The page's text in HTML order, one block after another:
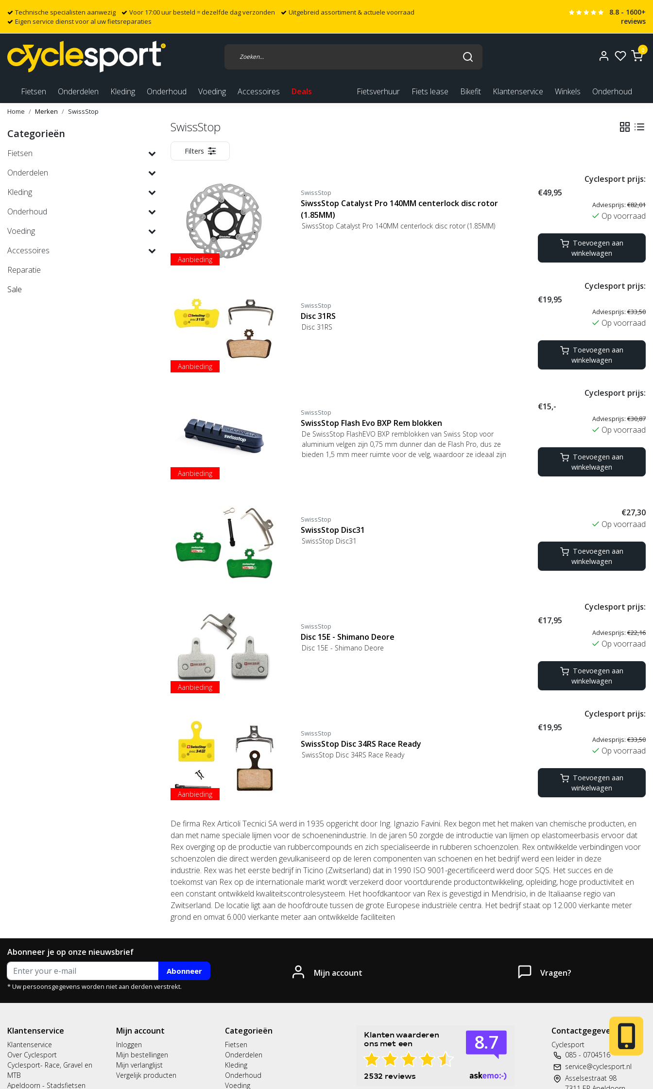
Technische specialisten aanwezig Voor 17:00 uur besteld = dezelfde dag verzonden
Uitgebreid assortiment & actuele voorraad
Eigen service dienst voor al uw fietsreparaties
8.8 - 1600+
reviews
0
Fietsen Onderdelen Kleding Onderhoud Voeding Accessoires Deals Fietsverhuur Fiets lease Bikefit Klantenservice Winkels Onderhoud
Home Merken SwissStop
Categorieën
Fietsen
Onderdelen
Kleding
Onderhoud
Voeding
Accessoires
Reparatie
Sale
SwissStop
Filters
Aanbieding
SwissStop
SiwssStop Catalyst Pro 140MM centerlock disc rotor
(1.85MM)
SiwssStop Catalyst Pro 140MM centerlock disc rotor (1.85MM)
Cyclesport prijs:
€49,95
Adviesprijs: €82,01
Op voorraad
Toevoegen aan
winkelwagen
Aanbieding
SwissStop
Disc 31RS
Disc 31RS
Cyclesport prijs:
€19,95
Adviesprijs: €33,50
Op voorraad
Toevoegen aan
winkelwagen
Aanbieding
SwissStop
SwissStop Flash Evo BXP Rem blokken
De SwissStop FlashEVO BXP remblokken van Swiss Stop voor
aluminium velgen zijn 0,75 mm dunner dan de Flash Pro, dus ze
bieden 1,5 mm meer ruimte voor de velg, waardoor ze ideaal zijn
Cyclesport prijs:
€15,-
Adviesprijs: €30,87
Op voorraad
Toevoegen aan
winkelwagen
SwissStop
SwissStop Disc31
SwissStop Disc31
€27,30
Op voorraad
Toevoegen aan
winkelwagen
Aanbieding
SwissStop
Disc 15E - Shimano Deore
Disc 15E - Shimano Deore
Cyclesport prijs:
€17,95
Adviesprijs: €22,16
Op voorraad
Toevoegen aan
winkelwagen
Aanbieding
SwissStop
SwissStop Disc 34RS Race Ready
SwissStop Disc 34RS Race Ready
Cyclesport prijs:
€19,95
Adviesprijs: €33,50
Op voorraad
Toevoegen aan
winkelwagen
De firma Rex Articoli Tecnici SA werd in 1935 opgericht door Ing. Ignazio Favini. Rex begon met het maken van chemische producten, en
dan met name speciale lijmen voor de schoenenindustrie. In de jaren 50 zorgde de introductie van lijmen op elastomeerbasis ervoor dat
Rex overging op de productie van rubbercompounds en zich specialiseerde in rubberen schoenzolen. Rex ontwikkelde verbindingen voor
schoenzolen die direct werden gevulkaniseerd op de leren componenten van schoenen en het bedrijf werd een leider in deze
industrie. Rex was het eerste bedrijf in Ticino (Zwitserland) dat in 1990 ISO 9001-gecertificeerd werd door SQS. Het succes en de
toekomst van Rex op de internationale markt wordt verzekerd door voortdurende productontwikkeling, opleiding, hoge productiviteit en
een constant ontwikkeld kwaliteitscontrolesysteem. Het hoofdkantoor van Rex is gevestigd in Mendrisio, in de Italiaanse regio van
Zwitserland. De locatie ligt aan de hoofdroute tussen de grote Europese industriële centra. Het bedrijf staat op 12.000 vierkante meter
grond en omvat 6.000 vierkante meter aan ontwikkelde faciliteiten
Abonneer je op onze nieuwsbrief
Abonneer
* Uw persoonsgegevens worden niet aan derden verstrekt.
Mijn account Vragen?
Klantenservice
Klantenservice
Over Cyclesport
Cyclesport- Race, Gravel en
MTB
Apeldoorn - Stadsfietsen
Mijn account
Inloggen
Mijn bestellingen
Mijn verlanglijst
Vergelijk producten
Categorieën
Fietsen
Onderdelen
Kleding
Onderhoud
Voeding
Contactgegevens
Cyclesport
085 - 0704516
service@cyclesport.nl
Asselsestraat 98
Neem gerust contact met ons op.
Telefoon
T: 085 - 070 4516